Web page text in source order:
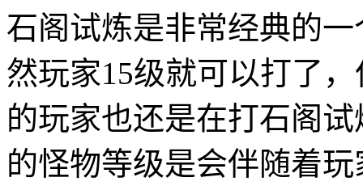
石阁试炼是非常经典的
然玩家15级就可以打了
的玩家也还是在打石阁
的怪物等级是会伴随着